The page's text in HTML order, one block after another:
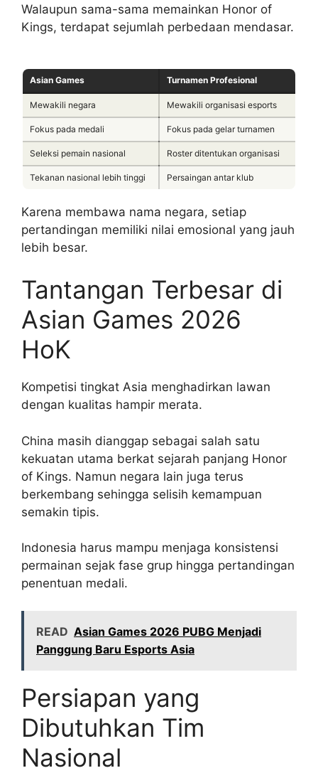
Walaupun sama-sama memainkan Honor of
Kings, terdapat sejumlah perbedaan mendasar.
Asian Games Turnamen Profesional
Mewakili negara Mewakili organisasi esports
Fokus pada medali Fokus pada gelar turnamen
Seleksi pemain nasional Roster ditentukan organisasi
Tekanan nasional lebih tinggi Persaingan antar klub
Karena membawa nama negara, setiap
pertandingan memiliki nilai emosional yang jauh
lebih besar.
Tantangan Terbesar di
Asian Games 2026
HoK
Kompetisi tingkat Asia menghadirkan lawan
dengan kualitas hampir merata.
China masih dianggap sebagai salah satu
kekuatan utama berkat sejarah panjang Honor
of Kings. Namun negara lain juga terus
berkembang sehingga selisih kemampuan
semakin tipis.
Indonesia harus mampu menjaga konsistensi
permainan sejak fase grup hingga pertandingan
penentuan medali.
READ Asian Games 2026 PUBG Menjadi
Panggung Baru Esports Asia
Persiapan yang
Dibutuhkan Tim
Nasional